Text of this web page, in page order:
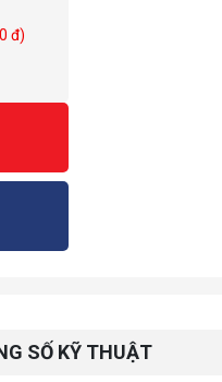
đ)
SỐ KỸ THUẬT